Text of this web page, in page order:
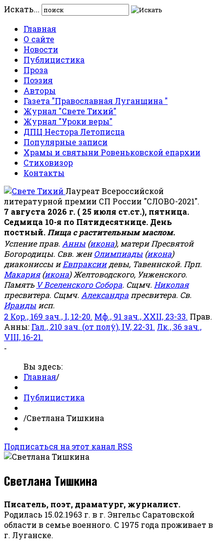
Искать...
Главная
О сайте
Новости
Публицистика
Проза
Поэзия
Авторы
Газета "Православная Луганщина "
Журнал "Свете Тихий"
Журнал "Уроки веры"
ДПЦ Нестора Летописца
Популярные записи
Храмы и святыни Ровеньковской епархии
Стиховизор
Контакты
Лауреат Всероссийской
литературной премии СП России "СЛОВО-2021".
7 августа 2026 г. ( 25 июля ст.ст.), пятница.
Седмица 10-я по Пятидесятнице. День
постный. Пища с растительным маслом.
Успение прав. Анны (икона), матери Пресвятой
Богородицы. Свв. женОлимпиады (икона)
диакониссы иЕвпраксиидевы, Тавеннской. Прп.
Макария(икона) Желтоводского, Унженского.
Память V Вселенского Собора. Сщмч. Николая
пресвитера. Сщмч. Александра пресвитера. Св.
Ираиды исп.
2 Кор., 169 зач., I, 12-20. Мф., 91 зач., XXII, 23-33. Прав.
Анны: Гал., 210 зач. (от полу́), IV, 22-31. Лк., 36 зач.,
VIII, 16-21.
-
Вы здесь:
Главная/
Публицистика
/Светлана Тишкина
Подписаться на этот канал RSS
Светлана Тишкина
Писатель, поэт, драматург, журналист.
Родилась 15.02.1963 г. в г. Энгельс Саратовской
области в семье военного. С 1975 года проживает в
г. Луганске.